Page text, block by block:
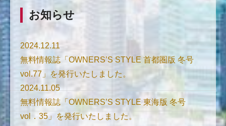
お知らせ
2024.12.11
無料情報誌「OWNERS’S STYLE 首都圏版 冬号
vol.77」を発行いたしました。
2024.11.05
無料情報誌「OWNERS’S STYLE 東海版 冬号
vol．35」を発行いたしました。